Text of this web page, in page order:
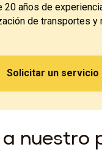
20 años de
de transportes y
Solicitar un servicio
nuestro